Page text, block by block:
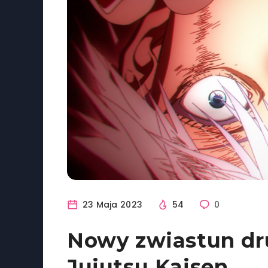
23 Maja 2023 54 0
Nowy zwiastun